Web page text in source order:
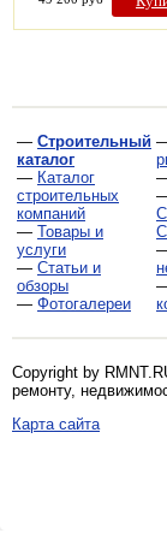
— Строительный
каталог
— Каталог
строительных
компаний
— Товары и
услуги
— Статьи и
обзоры
— Фотогалереи
Copyright by
ремонту,
Карта сайта